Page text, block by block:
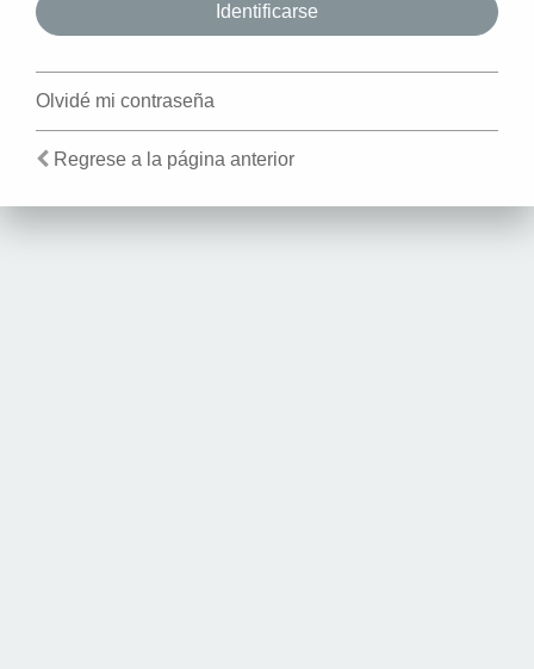
Olvidé mi contraseña
Regrese a la página anterior